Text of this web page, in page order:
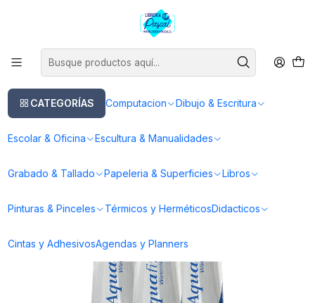
CATEGORÍAS Computacion Dibujo & Escritura
Escolar & Oficina Escultura & Manualidades
Grabado & Tallado Papeleria & Superficies Libros
Pinturas & Pinceles Térmicos y HerméticosDidacticos
Cintas y AdhesivosAgendas y Planners
Este es el texto del slide
Acuarelas Daler Rowney Aquafine 8ml